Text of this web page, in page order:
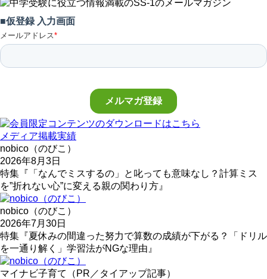
メディア掲載実績
nobico（のびこ）
2026年8月3日
特集『「なんでミスするの」と叱っても意味なし？計算ミス
を”折れない心”に変える親の関わり方』
nobico（のびこ）
2026年7月30日
特集『夏休みの間違った努力で算数の成績が下がる？「ドリル
を一通り解く」学習法がNGな理由』
マイナビ子育て（PR／タイアップ記事）